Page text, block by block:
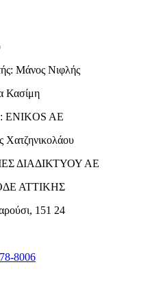
Μάνος Νιφλής
Κασίμη
ENIKOS AE
Χατζηνικολάου
ΔΙΑΔΙΚΤΥΟΥ ΑΕ
ΑΤΤΙΚΗΣ
151 24
8006